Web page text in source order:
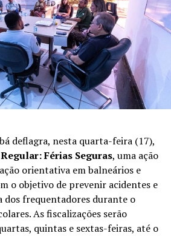
deflagra, nesta quarta-feira (17),
Férias Seguras, uma ação
orientativa em balneários e
o objetivo de prevenir acidentes e
dos frequentadores durante o
As fiscalizações serão
quintas e sextas-feiras, até o